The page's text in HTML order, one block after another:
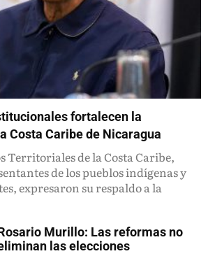
fortalecen la
Costa Caribe de Nicaragua
Territoriales de la Costa Caribe,
de los pueblos indígenas y
expresaron su respaldo a la
Murillo: Las reformas no
las elecciones